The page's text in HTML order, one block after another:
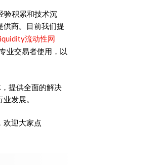
验积累和技术沉
供商。目前我们提
流动性网
业交易者使用，以
提供全面的解决
发展。
欢迎大家点